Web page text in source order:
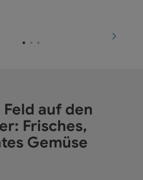
Feld auf den
Frisches,
Gemüse